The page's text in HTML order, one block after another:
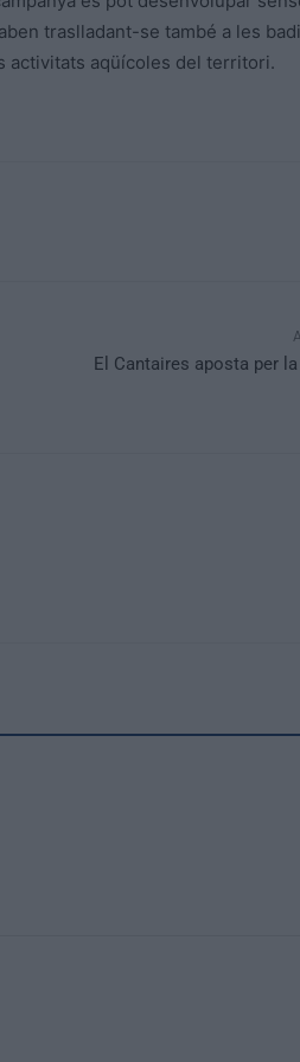
traslladant-se també a les
activitats aqüícoles del territori.
El Cantaires aposta per